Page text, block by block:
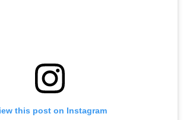
this post on Instagram